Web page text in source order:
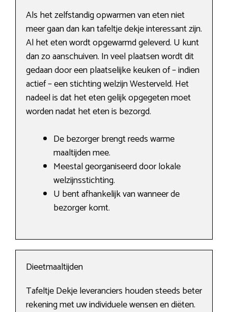
Als het zelfstandig opwarmen van eten niet
meer gaan dan kan tafeltje dekje interessant zijn.
Al het eten wordt opgewarmd geleverd. U kunt
dan zo aanschuiven. In veel plaatsen wordt dit
gedaan door een plaatselijke keuken of – indien
actief – een stichting welzijn Westerveld. Het
nadeel is dat het eten gelijk opgegeten moet
worden nadat het eten is bezorgd.
De bezorger brengt reeds warme
maaltijden mee.
Meestal georganiseerd door lokale
welzijnsstichting.
U bent afhankelijk van wanneer de
bezorger komt.
Dieetmaaltijden
Tafeltje Dekje leveranciers houden steeds beter
rekening met uw individuele wensen en diëten.